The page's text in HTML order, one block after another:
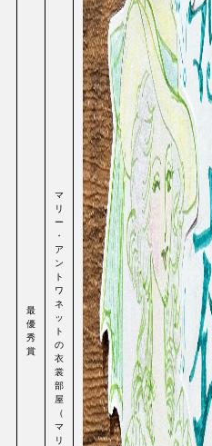
最
優
秀
賞
マ
リ
ー
・
ア
ン
ト
ワ
ネ
ッ
ト
の
衣
裳
部
屋
（
マ
リ